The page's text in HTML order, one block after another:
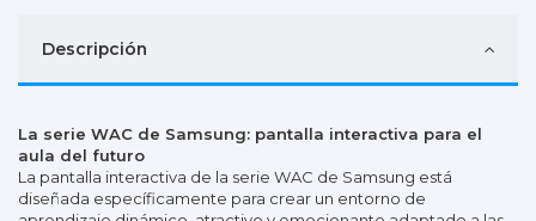
Descripción
La serie WAC de Samsung: pantalla interactiva para el
aula del futuro
La pantalla interactiva de la serie WAC de Samsung está
diseñada específicamente para crear un entorno de